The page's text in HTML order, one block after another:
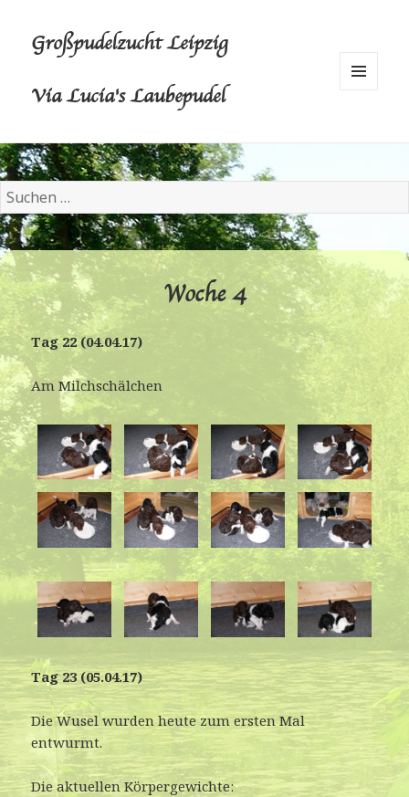
Großpudelzucht Leipzig
Via Lucia's Laubepudel
S
u
c
h
e
n
n
a
c
h
:
Woche 4
Tag 22 (04.04.17)
Am Milchschälchen
Tag 23 (05.04.17)
Die Wusel wurden heute zum ersten Mal
entwurmt.
Die aktuellen Körpergewichte: